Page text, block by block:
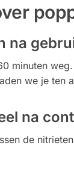
na
minuten
we je ten
na
de